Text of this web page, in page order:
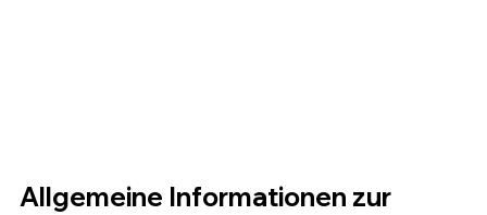
Allgemeine Informationen zur